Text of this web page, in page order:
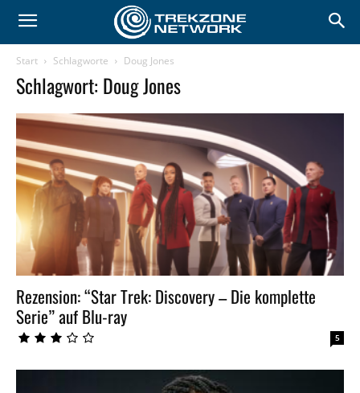
Start Schlagworte Doug Jones
Schlagwort: Doug Jones
Rezension: “Star Trek: Discovery – Die komplette
Serie” auf Blu-ray
5